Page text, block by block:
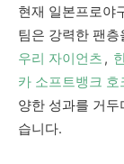
현재 일본프로야
팀은 강력한 팬
우리 자이언츠 ,
카 소프트뱅크 호
양한 성과를 거
습니다.